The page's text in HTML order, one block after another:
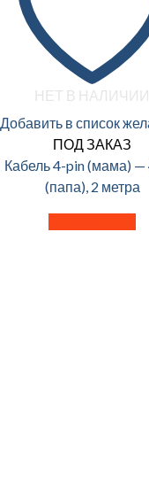
Добавить в список
НЕТ В НАЛИЧИИ
ПОД ЗАКАЗ
Кабель 4-pin (мама) —
(папа), 2 метра